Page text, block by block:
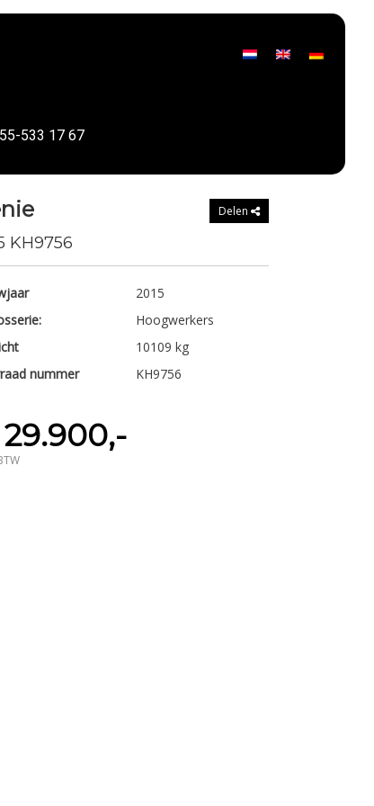
533 17 67
Delen
KH9756
2015
Hoogwerkers
10109 kg
nummer
KH9756